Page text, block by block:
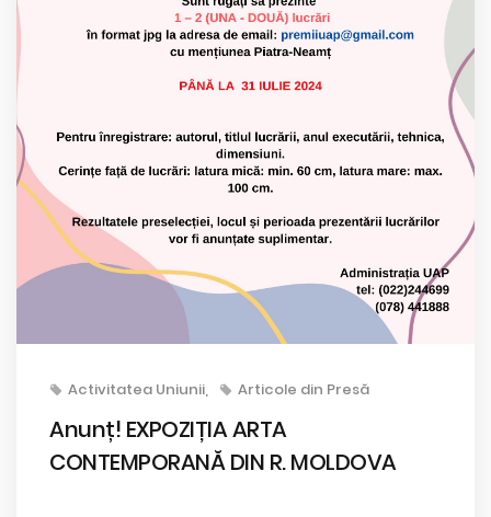
Activitatea Uniunii Articole din Presă
Anunț! EXPOZIȚIA ARTA
CONTEMPORANĂ DIN R. MOLDOVA